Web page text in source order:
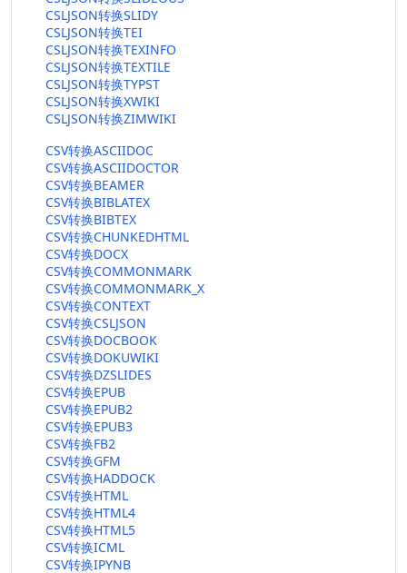
CSLJSON转换SLIDY
CSLJSON转换TEI
CSLJSON转换TEXINFO
CSLJSON转换TEXTILE
CSLJSON转换TYPST
CSLJSON转换XWIKI
CSLJSON转换ZIMWIKI
CSV转换ASCIIDOC
CSV转换ASCIIDOCTOR
CSV转换BEAMER
CSV转换BIBLATEX
CSV转换BIBTEX
CSV转换CHUNKEDHTML
CSV转换DOCX
CSV转换COMMONMARK
CSV转换COMMONMARK_X
CSV转换CONTEXT
CSV转换CSLJSON
CSV转换DOCBOOK
CSV转换DOKUWIKI
CSV转换DZSLIDES
CSV转换EPUB
CSV转换EPUB2
CSV转换EPUB3
CSV转换FB2
CSV转换GFM
CSV转换HADDOCK
CSV转换HTML
CSV转换HTML4
CSV转换HTML5
CSV转换ICML
CSV转换IPYNB